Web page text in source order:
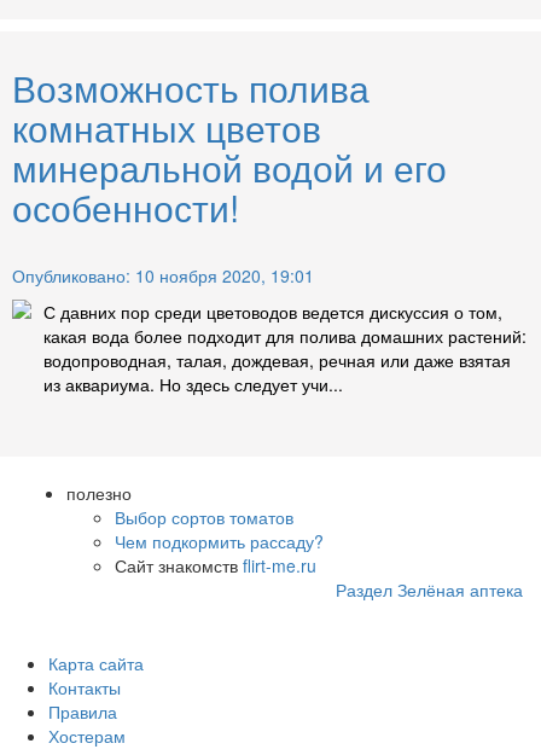
Возможность полива
комнатных цветов
минеральной водой и его
особенности!
Опубликовано: 10 ноября 2020, 19:01
С давних пор среди цветоводов ведется дискуссия о том,
какая вода более подходит для полива домашних растений:
водопроводная, талая, дождевая, речная или даже взятая
из аквариума. Но здесь следует учи...
полезно
Выбор сортов томатов
Чем подкормить рассаду?
Сайт знакомств flirt-me.ru
Раздел Зелёная аптека
Карта сайта
Контакты
Правила
Хостерам